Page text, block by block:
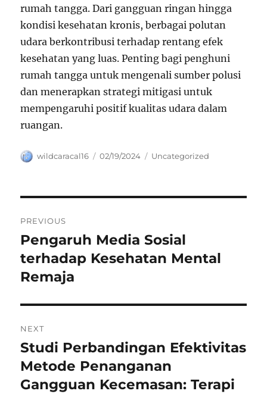
rumah tangga. Dari gangguan ringan hingga
kondisi kesehatan kronis, berbagai polutan
udara berkontribusi terhadap rentang efek
kesehatan yang luas. Penting bagi penghuni
rumah tangga untuk mengenali sumber polusi
dan menerapkan strategi mitigasi untuk
mempengaruhi positif kualitas udara dalam
ruangan.
Author
wildcaracal16
Posted
02/19/2024 Categories
Uncategorized
pos
PREVIOUS
Previous
post:
Pengaruh Media Sosial
terhadap Kesehatan Mental
Remaja
NEXT
Next
post:
Studi Perbandingan Efektivitas
Metode Penanganan
Gangguan Kecemasan: Terapi